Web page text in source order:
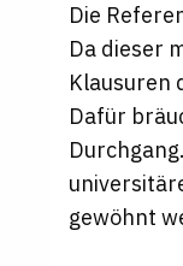
Die
Da dieser
Klausuren
Dafür
gewöhnt